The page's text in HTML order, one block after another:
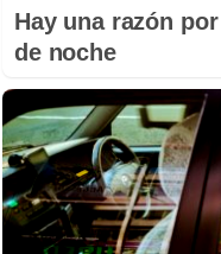
Hay una razón
de noche